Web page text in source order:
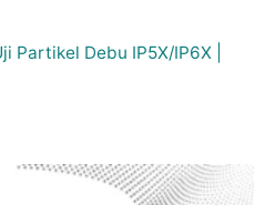
Partikel Debu IP5X/IP6X |